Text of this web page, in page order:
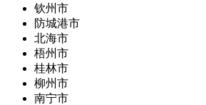
钦州市
防城港市
北海市
梧州市
桂林市
柳州市
南宁市